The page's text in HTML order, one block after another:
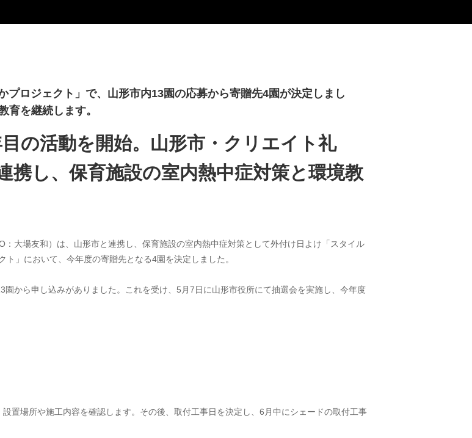
ロジェクト」で、山形市内13園の応募から寄贈先4園が決定しまし
育を継続します。
の活動を開始。山形市・クリエイト礼
携し、保育施設の室内熱中症対策と環境教
大場友和）は、山形市と連携し、保育施設の室内熱中症対策として外付け日よけ「スタイル
」において、今年度の寄贈先となる4園を決定しました。
から申し込みがありました。これを受け、5月7日に山形市役所にて抽選会を実施し、今年度
置場所や施工内容を確認します。その後、取付工事日を決定し、6月中にシェードの取付工事